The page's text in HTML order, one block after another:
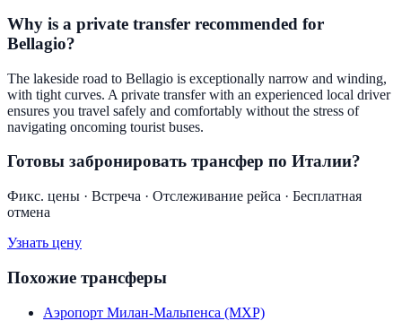
Why is a private transfer recommended for
Bellagio?
The lakeside road to Bellagio is exceptionally narrow and winding,
with tight curves. A private transfer with an experienced local driver
ensures you travel safely and comfortably without the stress of
navigating oncoming tourist buses.
Готовы забронировать трансфер по Италии?
Фикс. цены · Встреча · Отслеживание рейса · Бесплатная
отмена
Узнать цену
Похожие трансферы
Аэропорт Милан-Мальпенса (MXP)